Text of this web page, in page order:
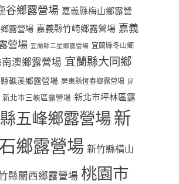
谷鄉露營場 嘉義縣梅山鄉露營
露營場 嘉義縣竹崎鄉露營場 嘉義
營場 宜蘭縣三星鄉露營場 宜蘭縣冬山鄉
澳鄉露營場 宜蘭縣大同鄉
礁溪鄉露營場 屏東縣恆春鄉露營場 屏
新北市三峽區露營場 新北市坪林區露
五峰鄉露營場新
鄉露營場 新竹縣橫山
縣關西鄉露營場 桃園市